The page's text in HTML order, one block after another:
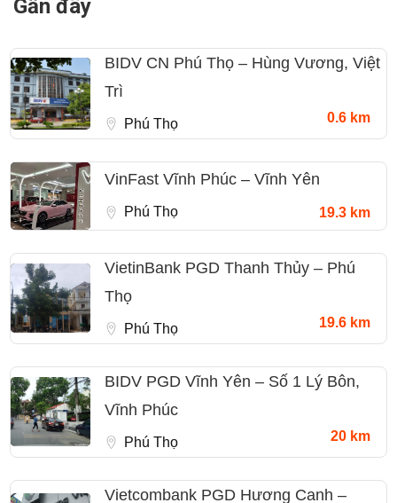
Gần đây
BIDV CN Phú Thọ – Hùng Vương, Việt
Trì
Phú Thọ 0.6 km
VinFast Vĩnh Phúc – Vĩnh Yên
Phú Thọ 19.3 km
VietinBank PGD Thanh Thủy – Phú
Thọ
Phú Thọ 19.6 km
BIDV PGD Vĩnh Yên – Số 1 Lý Bôn,
Vĩnh Phúc
Phú Thọ 20 km
Vietcombank PGD Hương Canh –